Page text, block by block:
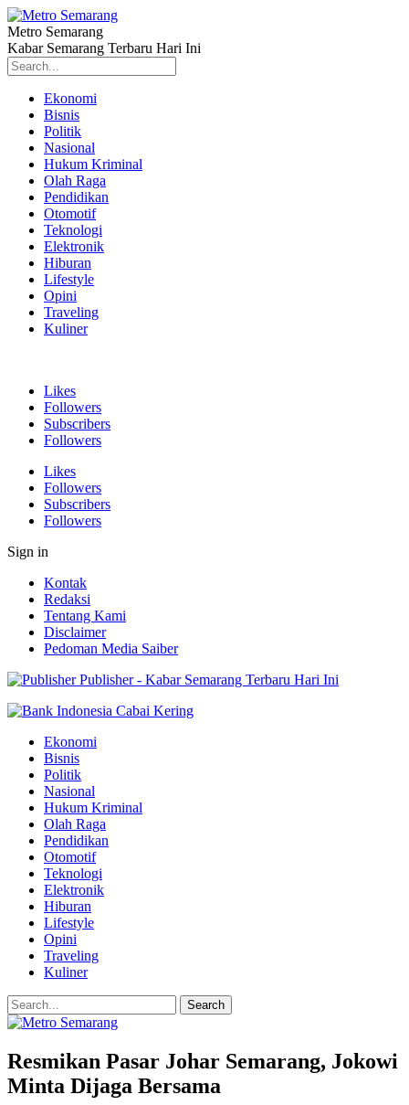
Metro Semarang
Kabar Semarang Terbaru Hari Ini
Ekonomi
Bisnis
Politik
Nasional
Hukum Kriminal
Olah Raga
Pendidikan
Otomotif
Teknologi
Elektronik
Hiburan
Lifestyle
Opini
Traveling
Kuliner
Likes
Followers
Subscribers
Followers
Likes
Followers
Subscribers
Followers
Sign in
Kontak
Redaksi
Tentang Kami
Disclaimer
Pedoman Media Saiber
Publisher - Kabar Semarang Terbaru Hari Ini
Ekonomi
Bisnis
Politik
Nasional
Hukum Kriminal
Olah Raga
Pendidikan
Otomotif
Teknologi
Elektronik
Hiburan
Lifestyle
Opini
Traveling
Kuliner
Resmikan Pasar Johar Semarang, Jokowi
Minta Dijaga Bersama